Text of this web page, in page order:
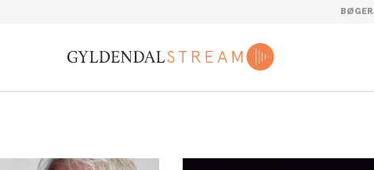
BØGER